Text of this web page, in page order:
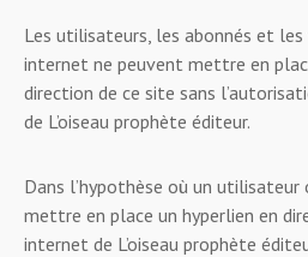
Les utilisateurs, les abonnés et
internet ne peuvent mettre en
direction de ce site sans
de L’oiseau prophète éditeur.
Dans l’hypothèse où un
mettre en place un hyperlien en
internet de L’oiseau prophète